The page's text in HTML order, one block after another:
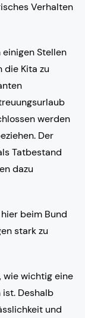
Verhalten
Stellen
die Kita zu
werden
Der
Tatbestand
dazu
beim Bund
stark zu
wie wichtig eine
Deshalb
und